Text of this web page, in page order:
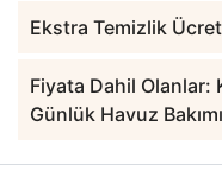
Ekstra Temizlik
Fiyata Dahil Olanlar:
Günlük Havuz